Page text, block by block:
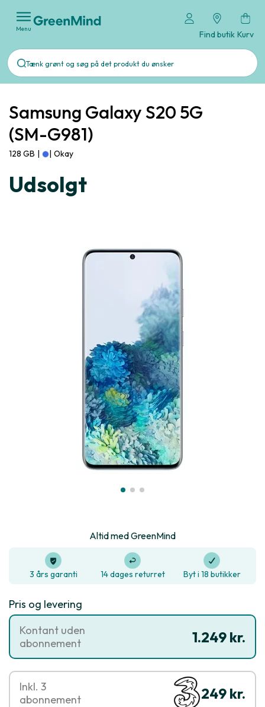
Menu
Find butik Kurv
Samsung Galaxy S20 5G
(SM-G981)
128 GB | | Okay
Udsolgt
Altid med GreenMind
3 års garanti 14 dages returret Byt i 18 butikker
Pris og levering
1.249 kr.
Kontant uden
abonnement
249 kr.
Inkl. 3
abonnement